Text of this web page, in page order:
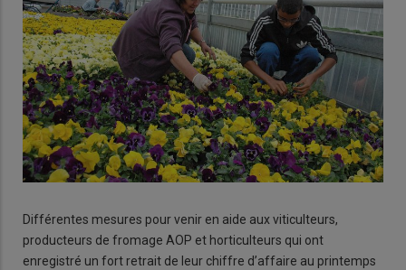
Différentes mesures pour venir en aide aux viticulteurs,
producteurs de fromage AOP et horticulteurs qui ont
enregistré un fort retrait de leur chiffre d’affaire au printemps